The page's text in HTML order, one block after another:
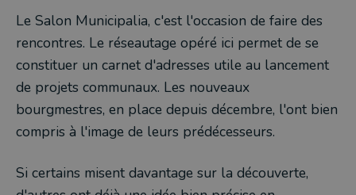
Le Salon Municipalia, c'est l'occasion de faire des
rencontres. Le réseautage opéré ici permet de se
constituer un carnet d'adresses utile au lancement
de projets communaux. Les nouveaux
bourgmestres, en place depuis décembre, l'ont bien
compris à l'image de leurs prédécesseurs.
Si certains misent davantage sur la découverte,